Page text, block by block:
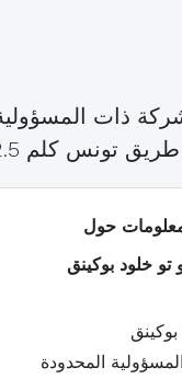
ذات
الشيشمة صفاقس المدينة (
حول
تو خلود بوكينق
المحدودة